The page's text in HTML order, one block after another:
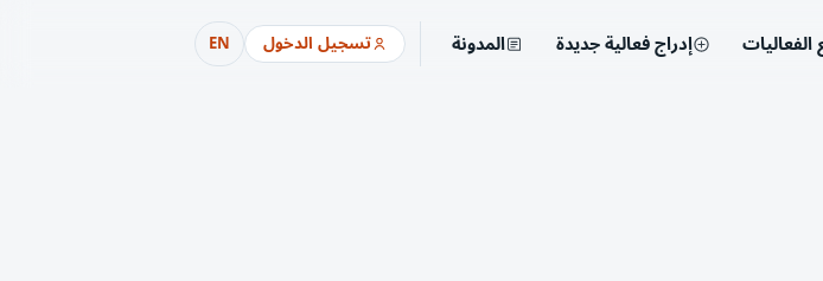
إدراج فعالية جديدة المدونة تسجيل الدخول EN